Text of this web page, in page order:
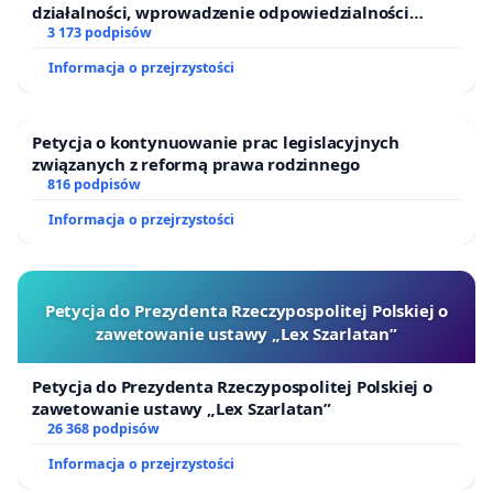
działalności, wprowadzenie odpowiedzialności
finansowej kluczowych urzędników i sędziów
3 173 podpisów
Informacja o przejrzystości
Petycja o kontynuowanie prac legislacyjnych
związanych z reformą prawa rodzinnego
816 podpisów
Informacja o przejrzystości
Petycja do Prezydenta Rzeczypospolitej Polskiej o
zawetowanie ustawy „Lex Szarlatan”
Petycja do Prezydenta Rzeczypospolitej Polskiej o
zawetowanie ustawy „Lex Szarlatan”
26 368 podpisów
Informacja o przejrzystości